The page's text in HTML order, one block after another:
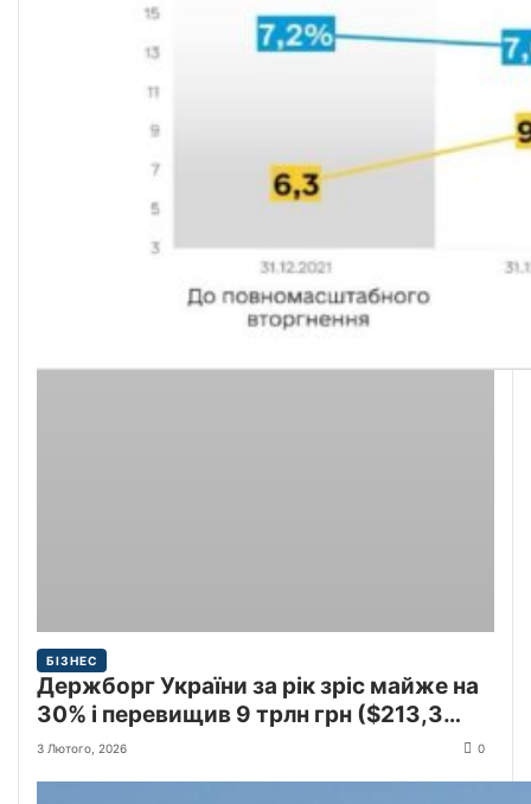
БІЗНЕС
Держборг України за рік зріс майже на
30% і перевищив 9 трлн грн ($213,3
млрд)
3 Лютого, 2026 0